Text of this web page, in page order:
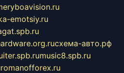
emotsiy.ru
схема-авто.рф
music8.spb.ru
romanofforex.ru